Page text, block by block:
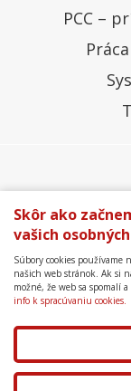
PCC –
Všeobecné
Ochrana
Copyright ©
Skôr ako
vašich
Súbory cookies
našich web stránok. Ak si
možné, že web sa spomalí
info k spracúvaniu cookies.